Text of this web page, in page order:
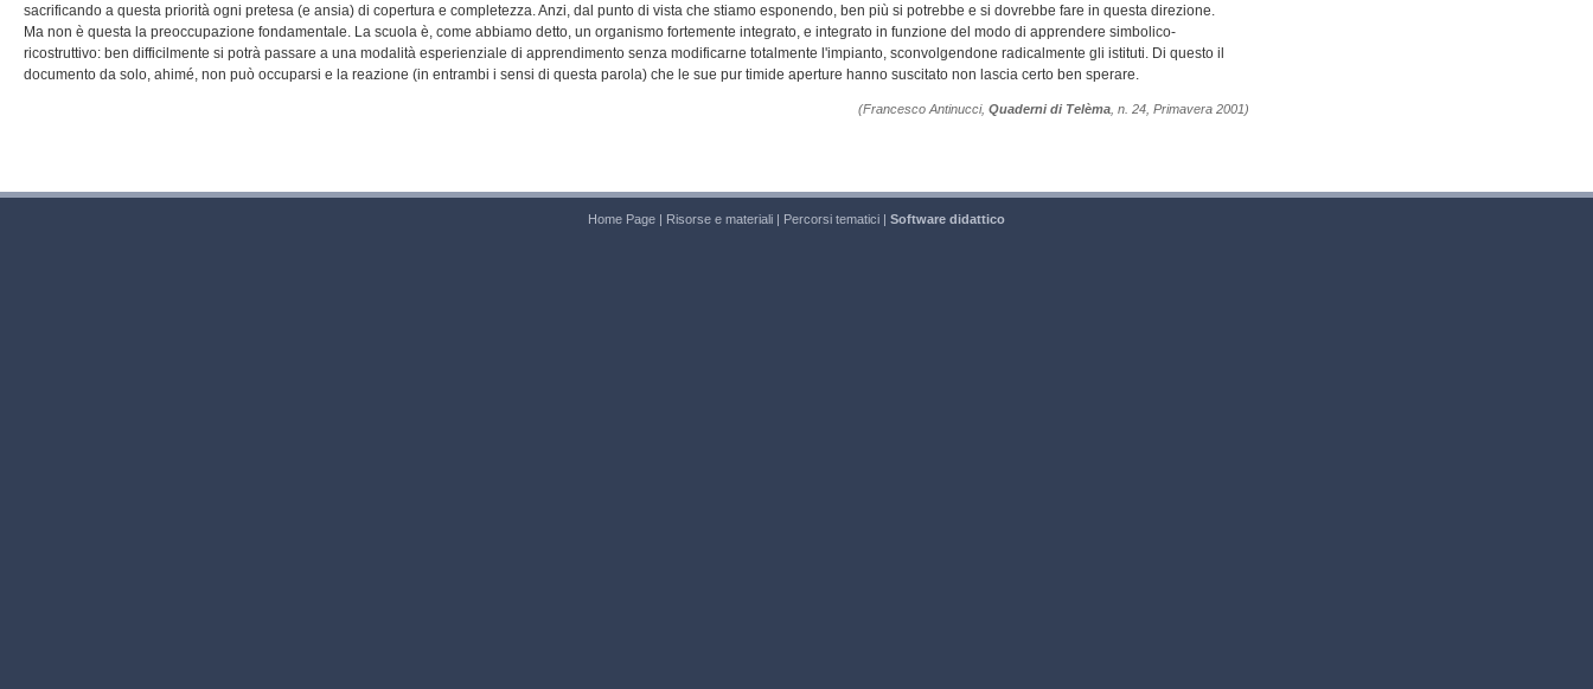
sacrificando a questa priorità ogni pretesa (e ansia) di copertura e completezza. Anzi, dal punto di vista che stiamo esponendo, ben più si potrebbe e si dovrebbe fare in questa direzione.
Ma non è questa la preoccupazione fondamentale. La scuola è, come abbiamo detto, un organismo fortemente integrato, e integrato in funzione del modo di apprendere simbolico-
ricostruttivo: ben difficilmente si potrà passare a una modalità esperienziale di apprendimento senza modificarne totalmente l'impianto, sconvolgendone radicalmente gli istituti. Di questo il
documento da solo, ahimé, non può occuparsi e la reazione (in entrambi i sensi di questa parola) che le sue pur timide aperture hanno suscitato non lascia certo ben sperare.
(Francesco Antinucci, Quaderni di Telèma , n. 24, Primavera 2001)
Home Page Risorse e materiali Percorsi tematici Software didattico